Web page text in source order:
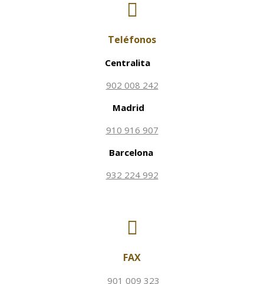
Teléfonos
Centralita
902 008 242
Madrid
910 916 907
Barcelona
932 224 992
FAX
901 009 323